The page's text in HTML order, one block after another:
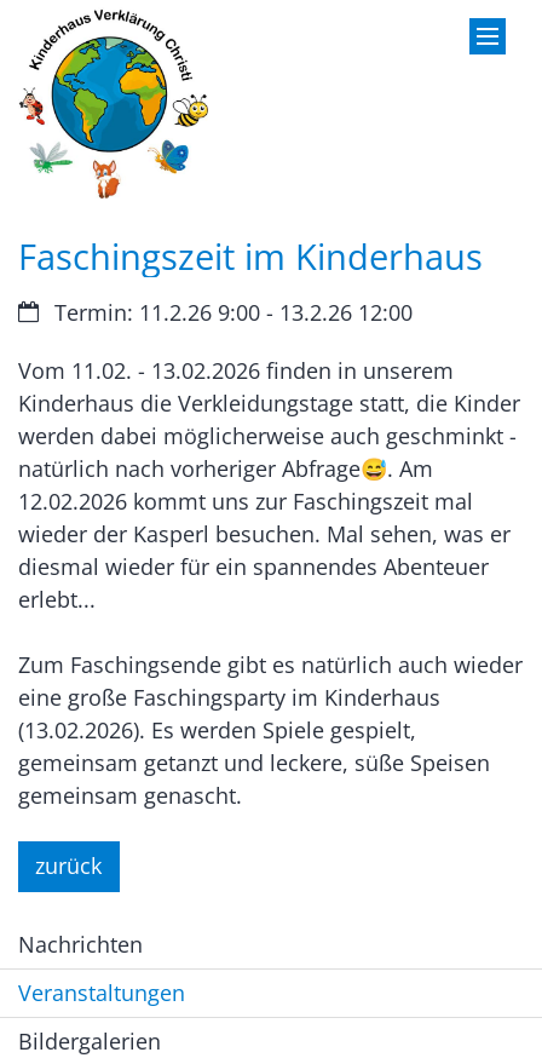
Zum Inhalt springen
Faschingszeit im Kinderhaus
Datum:Termin: 11.2.26 9:00 - 13.2.26 12:00
Vom 11.02. - 13.02.2026 finden in unserem
Kinderhaus die Verkleidungstage statt, die Kinder
werden dabei möglicherweise auch geschminkt -
natürlich nach vorheriger Abfrage😅. Am
12.02.2026 kommt uns zur Faschingszeit mal
wieder der Kasperl besuchen. Mal sehen, was er
diesmal wieder für ein spannendes Abenteuer
erlebt...
Zum Faschingsende gibt es natürlich auch wieder
eine große Faschingsparty im Kinderhaus
(13.02.2026). Es werden Spiele gespielt,
gemeinsam getanzt und leckere, süße Speisen
gemeinsam genascht.
zurück
Nachrichten
Veranstaltungen
Bildergalerien